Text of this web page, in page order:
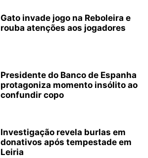
Gato invade jogo na Reboleira e
rouba atenções aos jogadores
Presidente do Banco de Espanha
protagoniza momento insólito ao
confundir copo
Investigação revela burlas em
donativos após tempestade em
Leiria